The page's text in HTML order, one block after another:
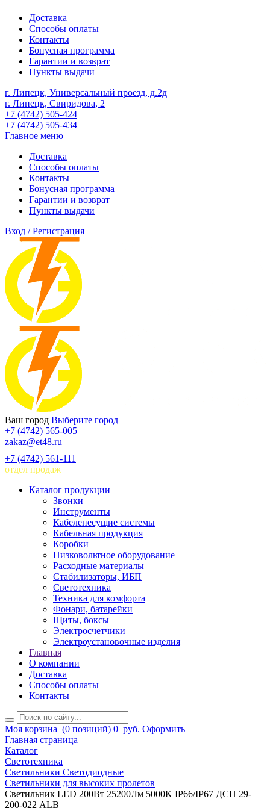
Доставка
Способы оплаты
Контакты
Бонусная программа
Гарантии и возврат
Пункты выдачи
г. Липецк, Универсальный проезд, д.2д
г. Липецк, Свиридова, 2
+7 (4742) 505-424
+7 (4742) 505-434
Главное меню
Доставка
Способы оплаты
Контакты
Бонусная программа
Гарантии и возврат
Пункты выдачи
Вход / Регистрация
Ваш город Выберите город
+7 (4742) 565-005
zakaz@et48.ru
+7 (4742) 561-111
отдел продаж
Каталог продукции
Звонки
Инструменты
Кабеленесущие системы
Кабельная продукция
Коробки
Низковольтное оборудование
Расходные материалы
Стабилизаторы, ИБП
Светотехника
Техника для комфорта
Фонари, батарейки
Щиты, боксы
Электросчетчики
Электроустановочные изделия
Главная
О компании
Доставка
Способы оплаты
Контакты
Моя корзина (0 позиций) 0 руб. Оформить
Главная страница
Каталог
Светотехника
Светильники Светодиодные
Светильники для высоких пролетов
Светильник LED 200Вт 25200Лм 5000K IP66/IP67 ДСП 29-
200-022 ALB